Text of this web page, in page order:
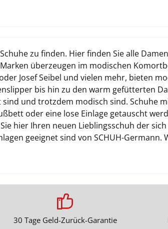
zu finden. Hier finden Sie alle
überzeugen im modischen
Josef Seibel und vielen mehr, bieten
bis hin zu den warm gefütterten
und trotzdem modisch sind. Schuhe
oder eine lose Einlage getauscht
hier Ihren neuen Lieblingsschuh der
geeignet sind von SCHUH-Germann.
30 Tage Geld-Zurück-Garantie